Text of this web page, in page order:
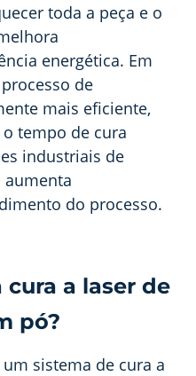
toda a peça e o
energética. Em
de
mais eficiente,
tempo de cura
industriais de
aumenta
do processo.
a laser de
pó?
sistema de cura a